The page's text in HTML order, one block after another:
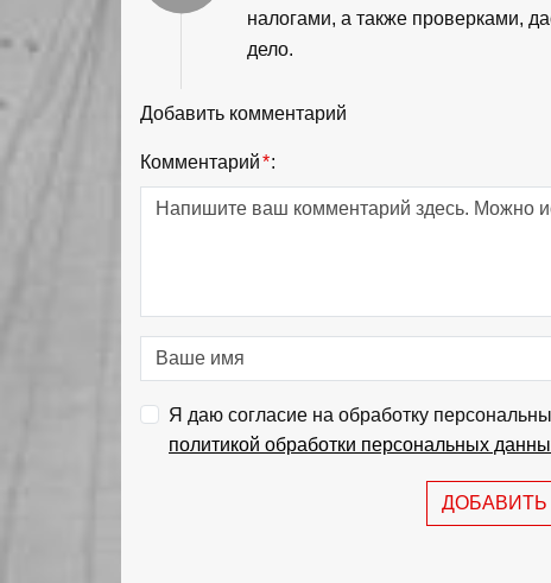
налогами, а также проверками,
дело.
Добавить комментарий
Комментарий*:
Я даю согласие на обработку
политикой обработки персональных